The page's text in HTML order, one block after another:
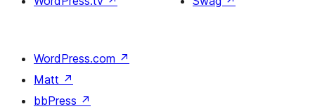
WordPress.com ↗
Matt ↗
bbPress ↗